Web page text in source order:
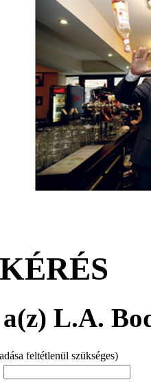
L.A.
feltétlenül szükséges)